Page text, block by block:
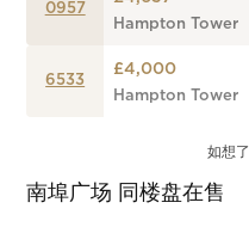
0957
Hampton Tower
6533
£4,000
Hampton Tower
如想
南埠广场 同楼盘在售